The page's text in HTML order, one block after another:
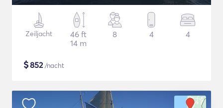
Zeiljacht
46 ft
14 m
8 4 4
$852/nacht